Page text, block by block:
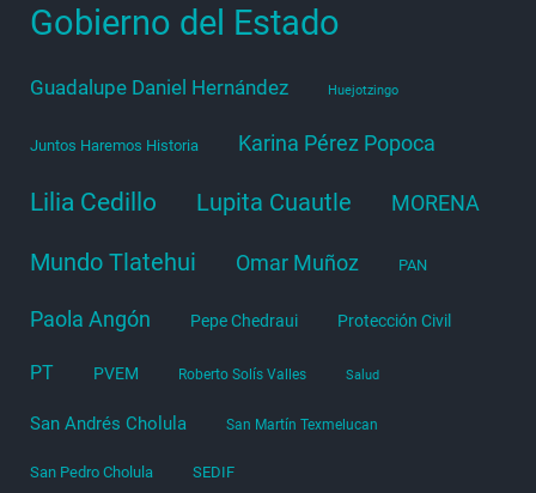
Gobierno del Estado
Guadalupe Daniel Hernández Huejotzingo
Juntos Haremos Historia Karina Pérez Popoca
Lilia Cedillo Lupita Cuautle MORENA
Mundo Tlatehui Omar Muñoz PAN
Paola Angón Pepe Chedraui Protección Civil
PT PVEM Roberto Solís Valles Salud
San Andrés Cholula San Martín Texmelucan
San Pedro Cholula SEDIF